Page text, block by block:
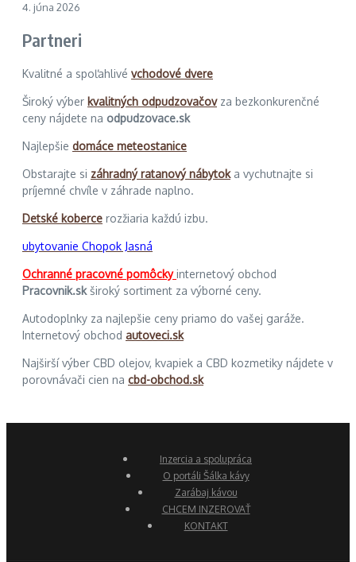
4. júna 2026
Partneri
Kvalitné a spoľahlivé vchodové dvere
Široký výber kvalitných odpudzovačovza bezkonkurenčné
ceny nájdete na odpudzovace.sk
Najlepšie domáce meteostanice
Obstarajte si záhradný ratanový nábytoka vychutnajte si
príjemné chvíle v záhrade naplno.
Detské koberce rozžiaria každú izbu.
ubytovanie Chopok Jasná
Ochranné pracovné pomôckyinternetový obchod
Pracovnik.skširoký sortiment za výborné ceny.
Autodoplnky za najlepšie ceny priamo do vašej garáže.
Internetový obchod autoveci.sk
Najširší výber CBD olejov, kvapiek a CBD kozmetiky nájdete v
porovnávači cien na cbd-obchod.sk
Inzercia a spolupráca
O portáli Šálka kávy
Zarábaj kávou
CHCEM INZEROVAŤ
KONTAKT